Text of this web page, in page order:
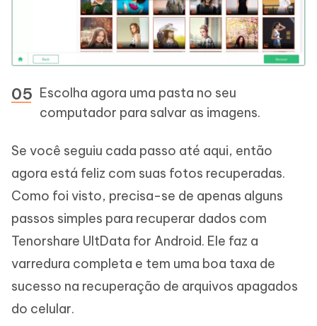
Escolha agora uma pasta no seu
computador para salvar as imagens.
Se você seguiu cada passo até aqui, então
agora está feliz com suas fotos recuperadas.
Como foi visto, precisa-se de apenas alguns
passos simples para recuperar dados com
Tenorshare UltData for Android. Ele faz a
varredura completa e tem uma boa taxa de
sucesso na recuperação de arquivos apagados
do celular.